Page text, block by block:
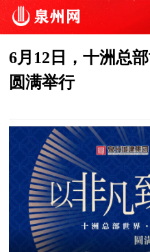
6月12日，十洲总
圆满举行